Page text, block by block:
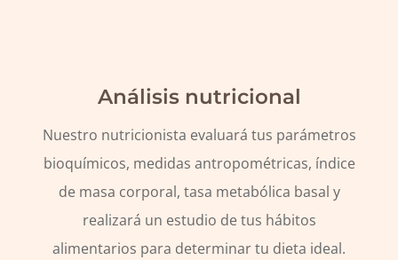
Análisis nutricional
Nuestro nutricionista evaluará tus parámetros
bioquímicos, medidas antropométricas, índice
de masa corporal, tasa metabólica basal y
realizará un estudio de tus hábitos
alimentarios para determinar tu dieta ideal.